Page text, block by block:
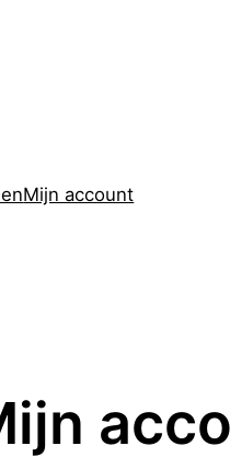
Mijn account